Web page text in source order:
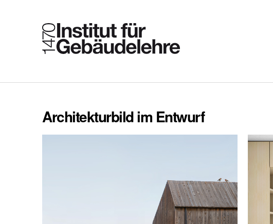
Architekturbild im Entwurf